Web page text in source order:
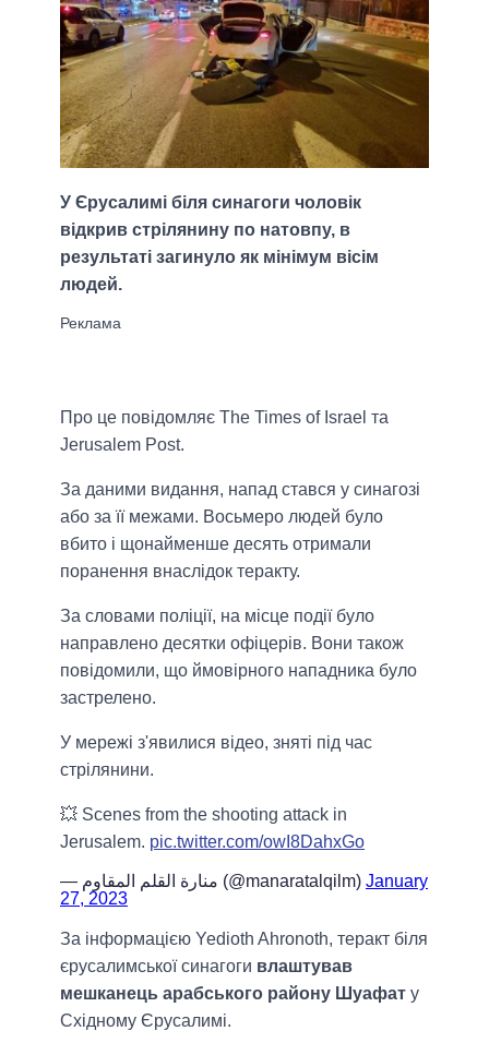
У Єрусалимі біля синагоги чоловік
відкрив стрілянину по натовпу, в
результаті загинуло як мінімум вісім
людей.
Про це повідомляє The Times of Israel та
Jerusalem Post.
За даними видання, напад стався у синагозі
або за її межами. Восьмеро людей було
вбито і щонайменше десять отримали
поранення внаслідок теракту.
За словами поліції, на місце події було
направлено десятки офіцерів. Вони також
повідомили, що ймовірного нападника було
застрелено.
У мережі з'явилися відео, зняті під час
стрілянини.
💥 Scenes from the shooting attack in
Jerusalem. pic.twitter.com/owI8DahxGo
— منارة القلم المقاوم (@manaratalqilm) January
27, 2023
За інформацією Yedioth Ahronoth, теракт біля
єрусалимської синагоги влаштував
мешканець арабського району Шуафат у
Східному Єрусалимі.